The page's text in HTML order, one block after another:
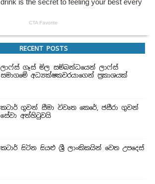
RECENT POSTS
ලාෆ්ස් ගෑස් මිල සම්බන්ධයෙන් ලාෆ්ස්
සමාගමේ අධ්‍යක්ෂකවරයාගෙන් ප්‍රකාශයක්
කටාර් ගුවන් සීමා විවෘත කෙරේ, ජසීරා ගුවන්
සේවා අත්හි‍ටුවයි
කටාර් සිටින සියළු ශ්‍රී ලාංකිකයින් වෙත උපදෙස්